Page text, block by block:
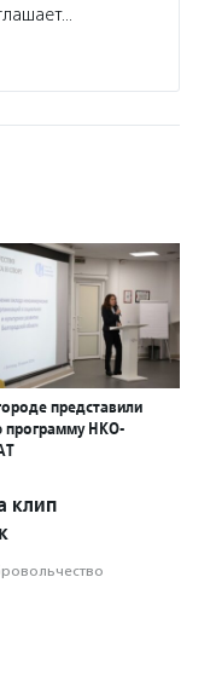
представили
программу НКО-
клип